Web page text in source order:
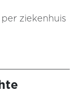
ziekenhuis